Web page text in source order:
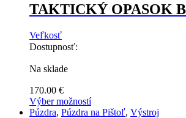
vybrať
na
stránke
produktu.
TAKTICKÝ OPASOK
Veľkosť
Dostupnosť:
Na sklade
170.00 €
Výber možností
Tento
Púzdra, Púzdra na Pištoľ, Výstroj